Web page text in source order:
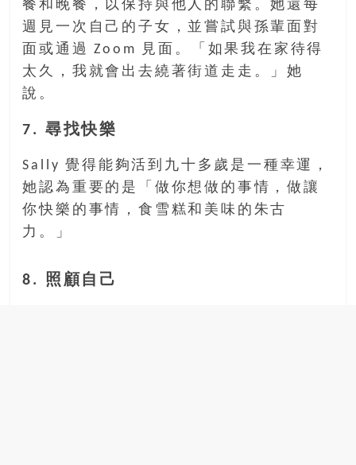
餐和晚餐，以保持與他人的聯繫。她還每
週見一次自己的子女，並嘗試與孫輩面對
面或通過 Zoom 見面。「如果我在家待得
太久，我就會出去繞著街道走走。」她
說。
7. 尋找快樂
Sally 覺得能夠活到九十多歲是一種幸運，
她認為重要的是「做你想做的事情，做讓
你快樂的事情，食雪糕和美味的朱古
力。」
8. 照顧自己